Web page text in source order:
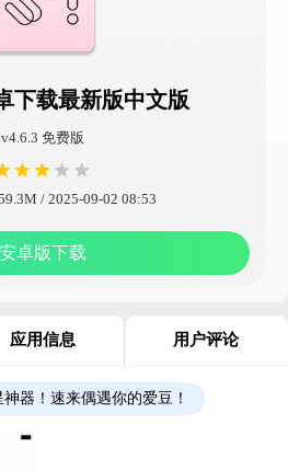
下载最新版中文版
v4.6.3 免费版
/ 2025-09-02 08:53
安卓版下载
应用信息 用户评论
神器！速来偶遇你的爱豆！